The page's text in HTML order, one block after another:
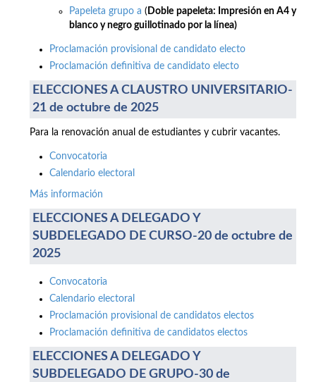
Papeleta grupo a( Doble papeleta: Impresión en A4 y
blanco y negro guillotinado por la línea)
Proclamación provisional de candidato electo
Proclamación definitiva de candidato electo
ELECCIONES A CLAUSTRO UNIVERSITARIO-
21 de octubre de 2025
Para la renovación anual de estudiantes y cubrir vacantes.
Convocatoria
Calendario electoral
Más información
ELECCIONES A DELEGADO Y
SUBDELEGADO DE CURSO-20 de octubre de
2025
Convocatoria
Calendario electoral
Proclamación provisional de candidatos electos
Proclamación definitiva de candidatos electos
ELECCIONES A DELEGADO Y
SUBDELEGADO DE GRUPO-30 de